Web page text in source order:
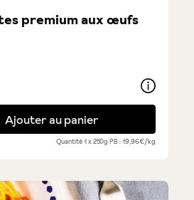
premium aux œufs
premium aux œufs
Ajouter au panier
Quantité1 x 250gPB : 19,96€/kg